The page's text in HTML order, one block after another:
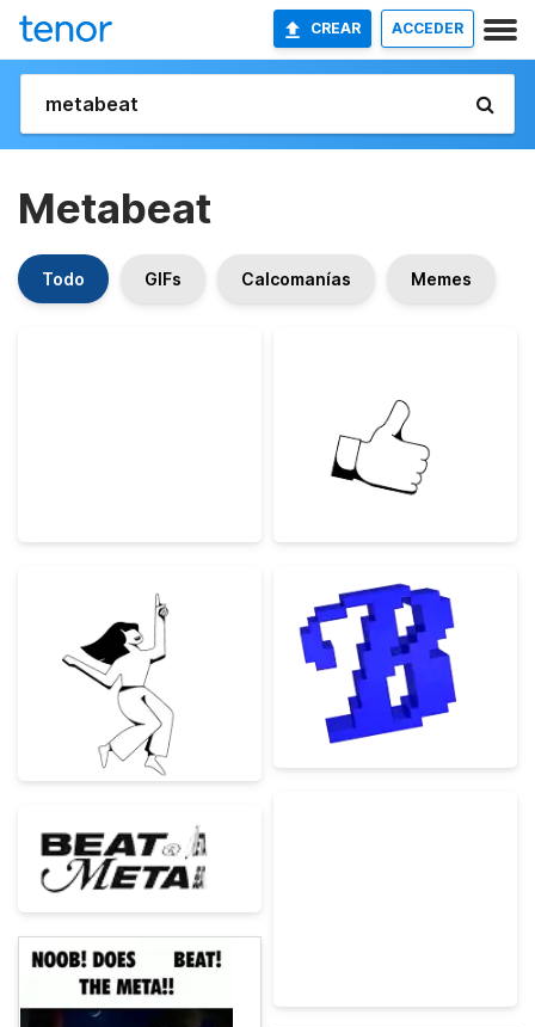
CREAR ACCEDER
Metabeat
Todo GIFs Calcomanías Memes